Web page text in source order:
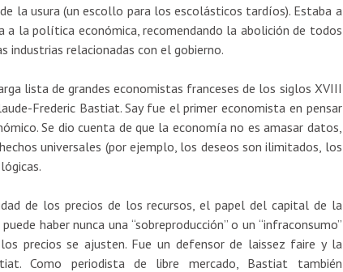
la usura (un escollo para los escolásticos tardíos). Estaba a
a la política económica, recomendando la abolición de todos
industrias relacionadas con el gobierno.
lista de grandes economistas franceses de los siglos XVIII
Frederic Bastiat. Say fue el primer economista en pensar
Se dio cuenta de que la economía no es amasar datos,
universales (por ejemplo, los deseos son ilimitados, los
de los precios de los recursos, el papel del capital de la
haber nunca una “sobreproducción” o un “infraconsumo”
precios se ajusten. Fue un defensor de laissez faire y la
Como periodista de libre mercado, Bastiat también